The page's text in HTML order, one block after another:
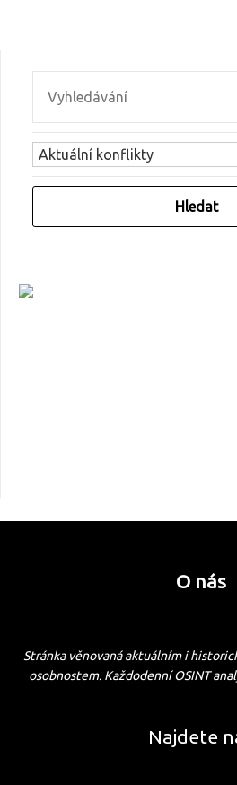
O nás
Stránka věnovaná aktuálním i
osobnostem. Každodenní OSINT
Najdete